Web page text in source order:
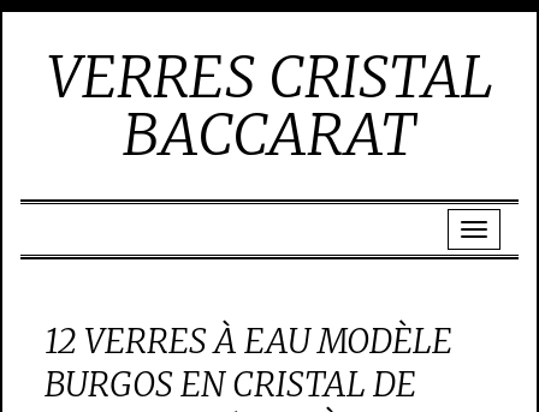
VERRES CRISTAL
BACCARAT
12 VERRES À EAU MODÈLE
BURGOS EN CRISTAL DE